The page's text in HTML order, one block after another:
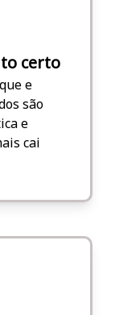
certo
e
são
e
cai